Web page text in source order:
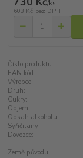
/ks
603 Kč bez DPH
Číslo produktu:
EAN kód:
Výrobce:
Druh:
Cukry:
Objem:
Obsah alkoholu:
Syřičitany:
Dovozce:
Země původu: